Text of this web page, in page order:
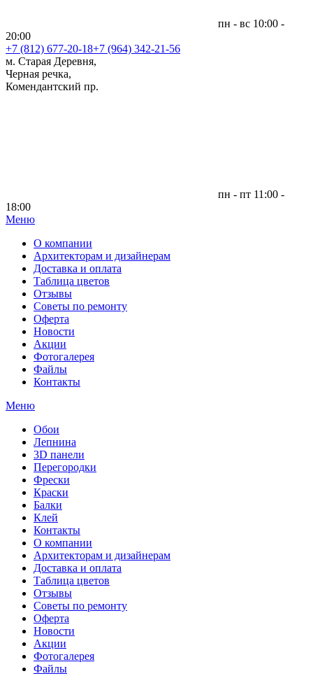
пн - вс 10:00 -
20:00
+7 (812) 677-20-18+7 (964) 342-21-56
м. Старая Деревня,
Черная речка,
Комендантский пр.
пн - пт 11:00 -
18:00
Меню|
О компании
Архитекторам и дизайнерам
Доставка и оплата
Таблица цветов
Отзывы
Советы по ремонту
Оферта
Новости
Акции
Фотогалерея
Файлы
Контакты
Меню
Обои
Лепнина
3D панели
Перегородки
Фрески
Краски
Балки
Клей
Контакты
О компании
Архитекторам и дизайнерам
Доставка и оплата
Таблица цветов
Отзывы
Советы по ремонту
Оферта
Новости
Акции
Фотогалерея
Файлы